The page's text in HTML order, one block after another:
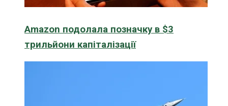
Amazon подолала позначку в $3
трильйони капіталізації